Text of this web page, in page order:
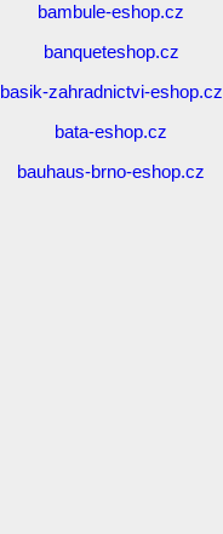
bambule-eshop.cz
banqueteshop.cz
basik-zahradnictvi-eshop.cz
bata-eshop.cz
bauhaus-brno-eshop.cz